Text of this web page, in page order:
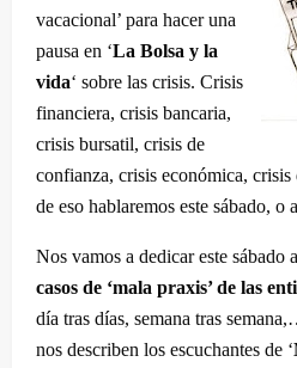
vacacional’ para hacer una
pausa en ‘La Bolsa y la
vida‘ sobre las crisis. Crisis
financiera, crisis bancaria,
crisis bursatil, crisis de
confianza, crisis económica,
de eso hablaremos este sábado, o
Nos vamos a dedicar este sábado
casos de ‘mala praxis’ de las
día tras días, semana tras
nos describen los escuchantes de ‘